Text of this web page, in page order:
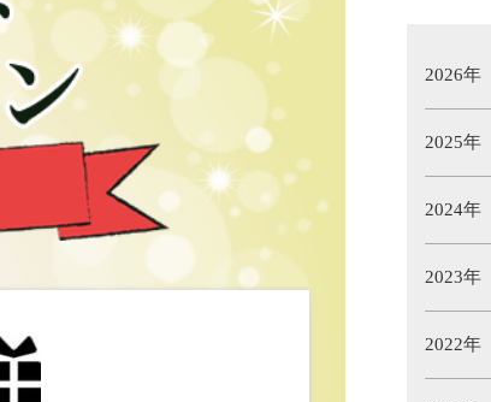
2026年
2025年
2024年
2023年
2022年